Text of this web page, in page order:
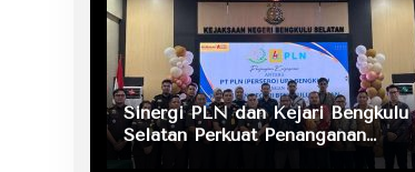
Sinergi PLN dan Kejari Bengkulu
Selatan Perkuat Penanganan
Masalah Hukum, Dukung Layanan